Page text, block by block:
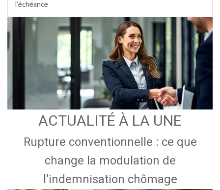
l’échéance
ACTUALITÉ À LA UNE
Rupture conventionnelle : ce que
change la modulation de
l’indemnisation chômage